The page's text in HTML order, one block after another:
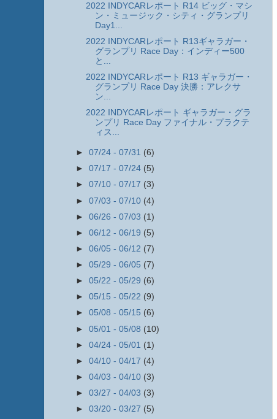
2022 INDYCARレポート R14 ビッグ・マシ
ン・ミュージック・シティ・グランプリ
Day1...
2022 INDYCARレポート R13ギャラガー・
グランプリ Race Day：インディー500
と...
2022 INDYCARレポート R13 ギャラガー・
グランプリ Race Day 決勝：アレクサ
ン...
2022 INDYCARレポート ギャラガー・グラ
ンプリ Race Day ファイナル・プラクテ
ィス...
► 07/24 - 07/31 (6)
► 07/17 - 07/24 (5)
► 07/10 - 07/17 (3)
► 07/03 - 07/10 (4)
► 06/26 - 07/03 (1)
► 06/12 - 06/19 (5)
► 06/05 - 06/12 (7)
► 05/29 - 06/05 (7)
► 05/22 - 05/29 (6)
► 05/15 - 05/22 (9)
► 05/08 - 05/15 (6)
► 05/01 - 05/08 (10)
► 04/24 - 05/01 (1)
► 04/10 - 04/17 (4)
► 04/03 - 04/10 (3)
► 03/27 - 04/03 (3)
► 03/20 - 03/27 (5)